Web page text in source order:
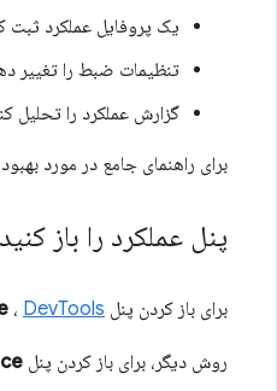
یک پروفایل عملکرد ثبت
تنظیمات ضبط را تغییر
گزارش عملکرد را تحلیل
برای راهنمای جامع در مورد
پنل عملکرد را باز کنید
برای باز کردن پنل ، DevTools را باز کنید
روش دیگر، برای باز کردن پنل